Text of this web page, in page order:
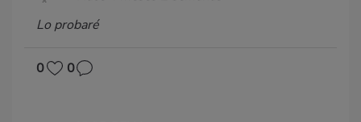
Lo probaré
0 0